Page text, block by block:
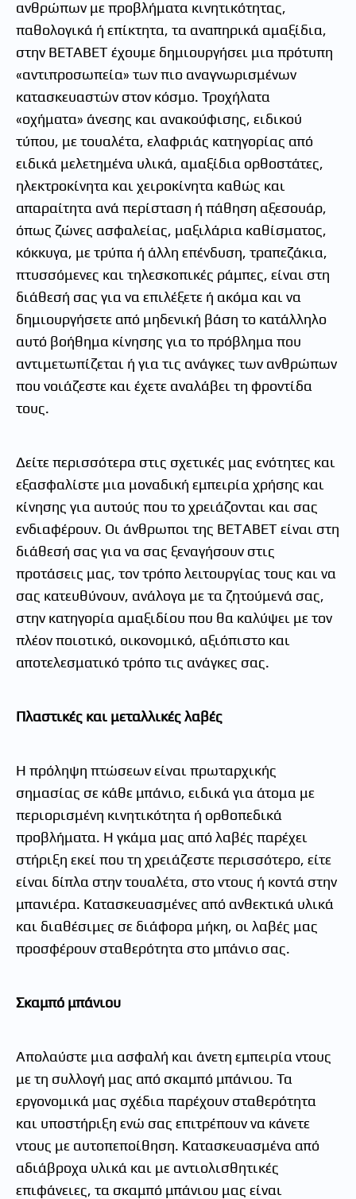
ανθρώπων με προβλήματα κινητικότητας,
παθολογικά ή επίκτητα, τα αναπηρικά αμαξίδια,
στην ΒΕΤΑΒΕΤ έχουμε δημιουργήσει μια πρότυπη
«αντιπροσωπεία» των πιο αναγνωρισμένων
κατασκευαστών στον κόσμο. Τροχήλατα
«οχήματα» άνεσης και ανακούφισης, ειδικού
τύπου, με τουαλέτα, ελαφριάς κατηγορίας από
ειδικά μελετημένα υλικά, αμαξίδια ορθοστάτες,
ηλεκτροκίνητα και χειροκίνητα καθώς και
απαραίτητα ανά περίσταση ή πάθηση αξεσουάρ,
όπως ζώνες ασφαλείας, μαξιλάρια καθίσματος,
κόκκυγα, με τρύπα ή άλλη επένδυση, τραπεζάκια,
πτυσσόμενες και τηλεσκοπικές ράμπες, είναι στη
διάθεσή σας για να επιλέξετε ή ακόμα και να
δημιουργήσετε από μηδενική βάση το κατάλληλο
αυτό βοήθημα κίνησης για το πρόβλημα που
αντιμετωπίζεται ή για τις ανάγκες των ανθρώπων
που νοιάζεστε και έχετε αναλάβει τη φροντίδα
τους.
Δείτε περισσότερα στις σχετικές μας ενότητες και
εξασφαλίστε μια μοναδική εμπειρία χρήσης και
κίνησης για αυτούς που το χρειάζονται και σας
ενδιαφέρουν. Οι άνθρωποι της BETABET είναι στη
διάθεσή σας για να σας ξεναγήσουν στις
προτάσεις μας, τον τρόπο λειτουργίας τους και να
σας κατευθύνουν, ανάλογα με τα ζητούμενά σας,
στην κατηγορία αμαξιδίου που θα καλύψει με τον
πλέον ποιοτικό, οικονομικό, αξιόπιστο και
αποτελεσματικό τρόπο τις ανάγκες σας.
Πλαστικές και μεταλλικές λαβές
Η πρόληψη πτώσεων είναι πρωταρχικής
σημασίας σε κάθε μπάνιο, ειδικά για άτομα με
περιορισμένη κινητικότητα ή ορθοπεδικά
προβλήματα. Η γκάμα μας από λαβές παρέχει
στήριξη εκεί που τη χρειάζεστε περισσότερο, είτε
είναι δίπλα στην τουαλέτα, στο ντους ή κοντά στην
μπανιέρα. Κατασκευασμένες από ανθεκτικά υλικά
και διαθέσιμες σε διάφορα μήκη, οι λαβές μας
προσφέρουν σταθερότητα στο μπάνιο σας.
Σκαμπό μπάνιου
Απολαύστε μια ασφαλή και άνετη εμπειρία ντους
με τη συλλογή μας από σκαμπό μπάνιου. Τα
εργονομικά μας σχέδια παρέχουν σταθερότητα
και υποστήριξη ενώ σας επιτρέπουν να κάνετε
ντους με αυτοπεποίθηση. Κατασκευασμένα από
αδιάβροχα υλικά και με αντιολισθητικές
επιφάνειες, τα σκαμπό μπάνιου μας είναι